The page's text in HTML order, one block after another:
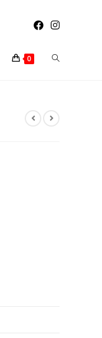
0 Toggle